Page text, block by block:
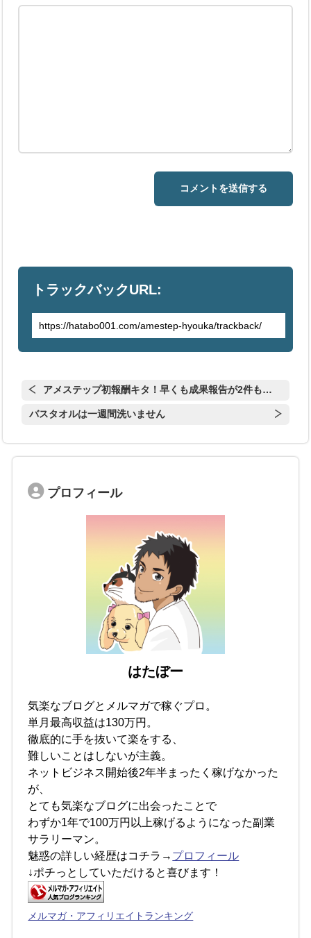
トラックバックURL:
アメステップ初報酬キタ！早くも成果報告が2件も…
バスタオルは一週間洗いません
プロフィール
はたぼー
気楽なブログとメルマガで稼ぐプロ。
単月最高収益は130万円。
徹底的に手を抜いて楽をする、
難しいことはしないが主義。
ネットビジネス開始後2年半まったく稼げなかった
が、
とても気楽なブログに出会ったことで
わずか1年で100万円以上稼げるようになった副業
サラリーマン。
魅惑の詳しい経歴はコチラ→ プロフィール
↓ポチっとしていただけると喜びます！
メルマガ・アフィリエイトランキング